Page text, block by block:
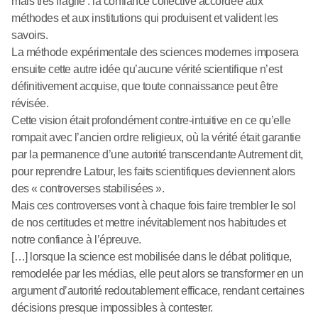
méthodes et aux institutions qui produisent et valident les
savoirs.
La méthode expérimentale des sciences modernes imposera
ensuite cette autre idée qu’aucune vérité scientifique n’est
définitivement acquise, que toute connaissance peut être
révisée.
Cette vision était profondément contre-intuitive en ce qu’elle
rompait avec l’ancien ordre religieux, où la vérité était garantie
par la permanence d’une autorité transcendante Autrement dit,
pour reprendre Latour, les faits scientifiques deviennent alors
des « controverses stabilisées ».
Mais ces controverses vont à chaque fois faire trembler le sol
de nos certitudes et mettre inévitablement nos habitudes et
notre confiance à l’épreuve.
[…] lorsque la science est mobilisée dans le débat politique,
remodelée par les médias, elle peut alors se transformer en un
argument d’autorité redoutablement efficace, rendant certaines
décisions presque impossibles à contester.